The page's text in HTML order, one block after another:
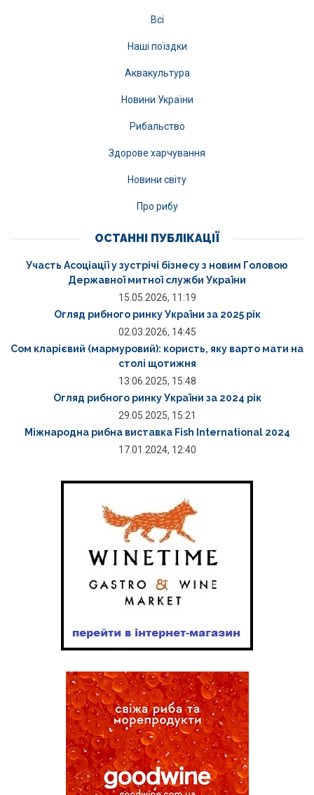
Всі
Наші поїздки
Аквакультура
Новини України
Рибальство
Здорове харчування
Новини світу
Про рибу
ОСТАННІ ПУБЛІКАЦІЇ
Участь Асоціації у зустрічі бізнесу з новим Головою
Державної митної служби України
15.05.2026, 11:19
Огляд рибного ринку України за 2025 рік
02.03.2026, 14:45
Сом кларієвий (мармуровий): користь, яку варто мати на
столі щотижня
13.06.2025, 15:48
Огляд рибного ринку України за 2024 рік
29.05.2025, 15:21
Міжнародна рибна виставка Fish International 2024
17.01.2024, 12:40